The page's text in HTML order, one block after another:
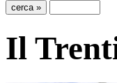
Il